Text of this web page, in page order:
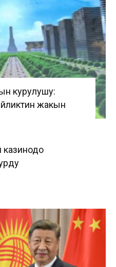
курулушу:
жакын
казинодо